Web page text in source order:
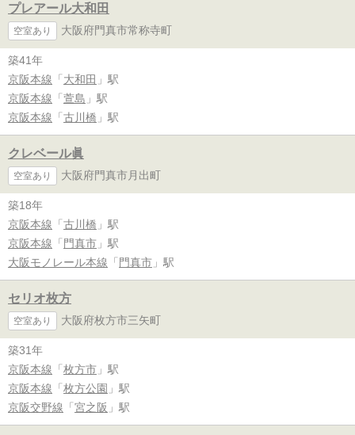
プレアール大和田
空室あり 大阪府門真市常称寺町
築41年
京阪本線 「 大和田 」駅
京阪本線 「 萱島 」駅
京阪本線 「 古川橋 」駅
クレベール眞
空室あり 大阪府門真市月出町
築18年
京阪本線 「 古川橋 」駅
京阪本線 「 門真市 」駅
大阪モノレール本線 「 門真市 」駅
セリオ枚方
空室あり 大阪府枚方市三矢町
築31年
京阪本線 「 枚方市 」駅
京阪本線 「 枚方公園 」駅
京阪交野線 「 宮之阪 」駅